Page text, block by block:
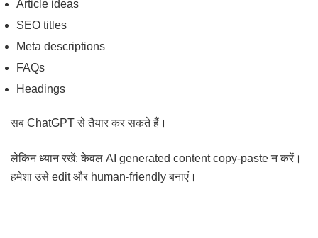
Article ideas
SEO titles
Meta descriptions
FAQs
Headings
सब ChatGPT से तैयार कर सकते हैं।
लेकिन ध्यान रखें: केवल AI generated content copy-paste न करें।
हमेशा उसे edit और human-friendly बनाएं।